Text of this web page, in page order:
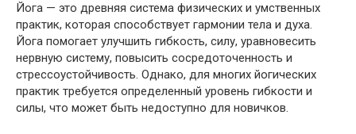
Йога — это древняя система физических и умственных
практик, которая способствует гармонии тела и духа.
Йога помогает улучшить гибкость, силу, уравновесить
нервную систему, повысить сосредоточенность и
стрессоустойчивость. Однако, для многих йогических
практик требуется определенный уровень гибкости и
силы, что может быть недоступно для новичков.